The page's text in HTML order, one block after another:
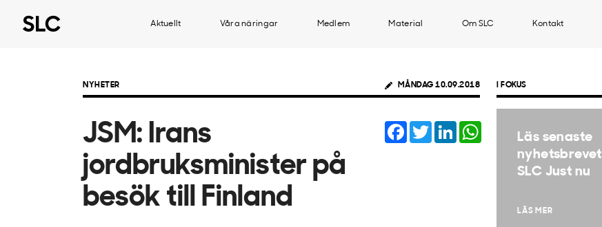
Aktuellt Våra näringar Medlem Material Om SLC Kontakt
NYHETER MÅNDAG 10.09.2018
JSM: Irans
jordbruksminister på
besök till Finland
Facebook
TwitterLinkedIn
I FOKUS
Läs senaste
nyhetsbrevet
SLC Just nu
LÄS MER